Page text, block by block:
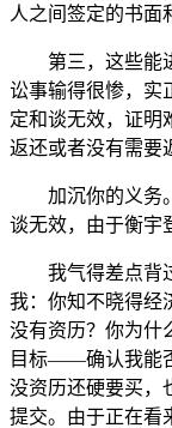
人之间签定的书面
第三，这些能进
讼事输得很惨，实
定和谈无效，证明
返还或者没有需要
加沉你的义务。
谈无效，由于衡宇
我气得差点背过
我：你知不晓得经
没有资历？你为什
目标——确认我能
没资历还硬要买，
提交。由于正在看